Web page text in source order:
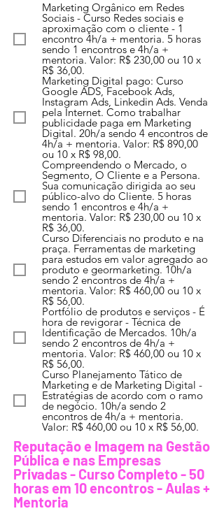
Marketing Orgânico em Redes
Sociais - Curso Redes sociais e
aproximação com o cliente - 1
encontro 4h/a + mentoria. 5 horas
sendo 1 encontros e 4h/a +
mentoria. Valor: R$ 230,00 ou 10 x
R$ 36,00.
Marketing Digital pago: Curso
Google ADS, Facebook Ads,
Instagram Ads, Linkedin Ads. Venda
pela Internet. Como trabalhar
publicidade paga em Marketing
Digital. 20h/a sendo 4 encontros de
4h/a + mentoria. Valor: R$ 890,00
ou 10 x R$ 98,00.
Compreendendo o Mercado, o
Segmento, O Cliente e a Persona.
Sua comunicação dirigida ao seu
público-alvo do Cliente. 5 horas
sendo 1 encontros e 4h/a +
mentoria. Valor: R$ 230,00 ou 10 x
R$ 36,00.
Curso Diferenciais no produto e na
praça. Ferramentas de marketing
para estudos em valor agregado ao
produto e geormarketing. 10h/a
sendo 2 encontros de 4h/a +
mentoria. Valor: R$ 460,00 ou 10 x
R$ 56,00.
Portfólio de produtos e serviços - É
hora de revigorar - Técnica de
Identificação de Mercados. 10h/a
sendo 2 encontros de 4h/a +
mentoria. Valor: R$ 460,00 ou 10 x
R$ 56,00.
Curso Planejamento Tático de
Marketing e de Marketing Digital -
Estratégias de acordo com o ramo
de negócio. 10h/a sendo 2
encontros de 4h/a + mentoria.
Valor: R$ 460,00 ou 10 x R$ 56,00.
Reputação e Imagem na Gestão
Pública e nas Empresas
Privadas - Curso Completo - 50
horas em 10 encontros - Aulas +
Mentoria